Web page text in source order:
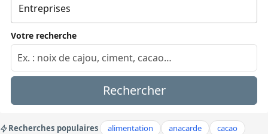
Votre recherche
Rechercher
Recherches populaires alimentation anacarde
cacao